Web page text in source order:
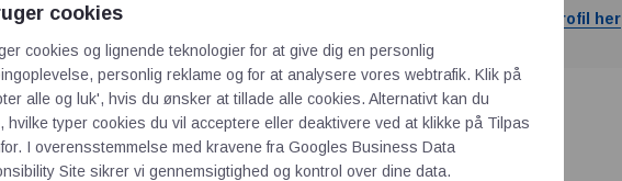
og profil her Se hele vores produktprogram og profil her
cookies
cookies og lignende teknologier for at give dig en personlig
personlig reklame og for at analysere vores webtrafik. Klik på
alle og luk', hvis du ønsker at tillade alle cookies. Alternativt kan du
hvilke typer cookies du vil acceptere eller deaktivere ved at klikke på Tilpas
I overensstemmelse med kravene fra Googles Business Data
Site sikrer vi gennemsigtighed og kontrol over dine data.